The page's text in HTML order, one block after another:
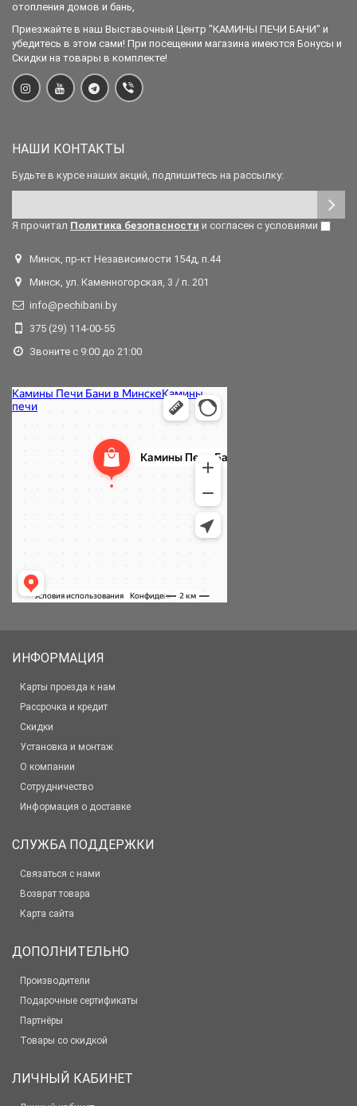
отопления домов и бань,
Приезжайте в наш Выставочный Центр "КАМИНЫ ПЕЧИ БАНИ" и
убедитесь в этом сами! При посещении магазина имеются Бонусы и
Скидки на товары в комплекте!
НАШИ КОНТАКТЫ
Будьте в курсе наших акций, подпишитесь на рассылку:
Я прочитал Политика безопасности и согласен с условиями
Минск, пр-кт Независимости 154д, п.44
Минск, ул. Каменногорская, 3 / п. 201
info@pechibani.by
375 (29) 114-00-55
Звоните с 9:00 до 21:00
ИНФОРМАЦИЯ
Карты проезда к нам
Рассрочка и кредит
Скидки
Установка и монтаж
О компании
Сотрудничество
Информация о доставке
СЛУЖБА ПОДДЕРЖКИ
Связаться с нами
Возврат товара
Карта сайта
ДОПОЛНИТЕЛЬНО
Производители
Подарочные сертификаты
Партнёры
Товары со скидкой
ЛИЧНЫЙ КАБИНЕТ